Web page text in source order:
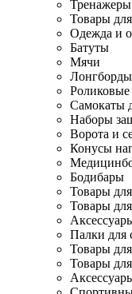
Тренажеры
Товары
Одежда и
Батуты
Мячи
Лонгборды
Роликовые
Самокаты
Наборы
Ворота и
Конусы
Бодибары
Товары
Товары
Палки для
Товары
Товары